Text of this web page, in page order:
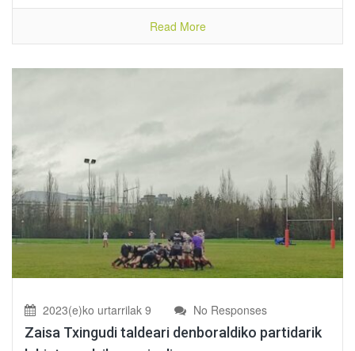
Read More
2023(e)ko urtarrilak 9 No Responses
Zaisa Txingudi taldeari denboraldiko partidarik